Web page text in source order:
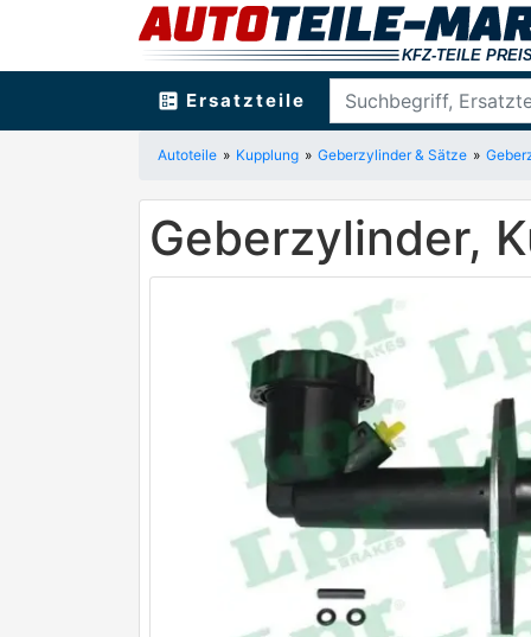
ballot Ersatzteile
Autoteile Kupplung Geberzylinder & Sätze
Geberzylinder,